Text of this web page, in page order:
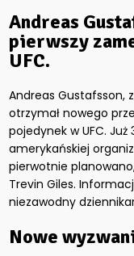
Andreas
pierwszy
UFC.
Andreas Gustafsson,
otrzymał nowego
pojedynek w UFC.
amerykańskiej
pierwotnie
Trevin Giles.
niezawodny
Nowe